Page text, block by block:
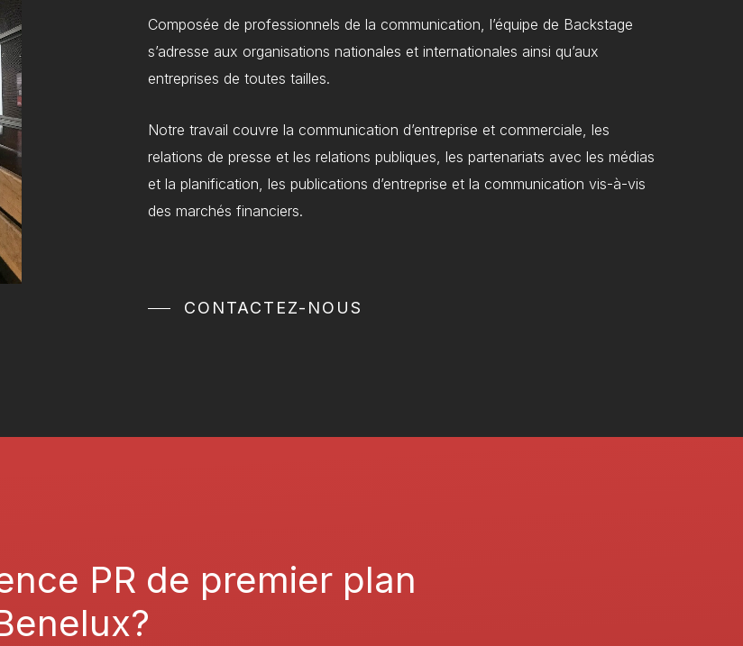
Composée de professionnels de la communication, l’équipe de Backstage
s’adresse aux organisations nationales et internationales ainsi qu’aux
entreprises de toutes tailles.
Notre travail couvre la communication d’entreprise et commerciale, les
relations de presse et les relations publiques, les partenariats avec les médias
et la planification, les publications d’entreprise et la communication vis-à-vis
des marchés financiers.
CONTACTEZ-NOUS
PR de premier plan